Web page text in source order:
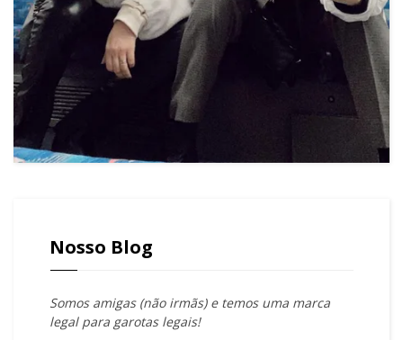
Nosso Blog
Somos amigas (não irmãs) e temos uma marca
legal para garotas legais!